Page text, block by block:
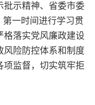
批示精神、省委市委
第一时间进行学习贯
格落实党风廉政建设
风险防控体系和制度
项监督，切实筑牢拒